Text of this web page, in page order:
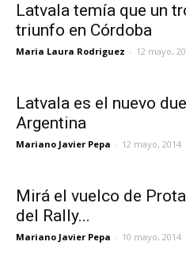
Latvala temía que un
triunfo en Córdoba
Maria Laura Rodriguez - 12 mayo,
Latvala es el nuevo
Argentina
Mariano Javier Pepa - 12 mayo, 2014
Mirá el vuelco de
del Rally...
Mariano Javier Pepa - 10 mayo, 2014